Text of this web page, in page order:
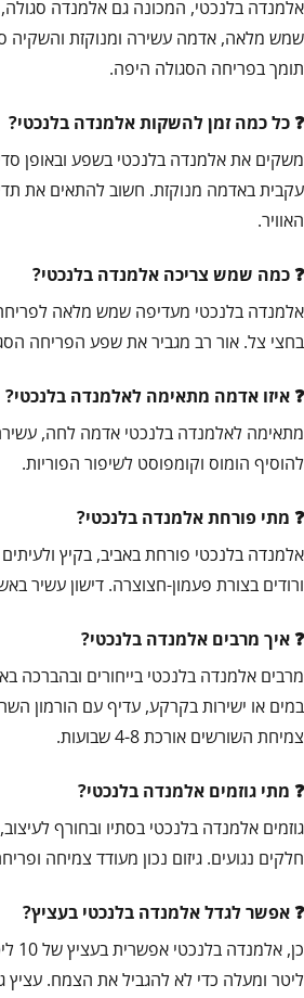
אלמנדה בלנכטי, המכונה גם אלמנדה
שמש מלאה, אדמה עשירה ומנוקזת והשקיה
תומך בפריחה הסגולה היפה.
כל כמה זמן להשקות אלמנדה בלנכטי?
משקים את אלמנדה בלנכטי בשפע ובאופן
עקבית באדמה מנוקזת. חשוב להתאים את
האוויר.
כמה שמש צריכה אלמנדה בלנכטי?
אלמנדה בלנכטי מעדיפה שמש מלאה
בחצי צל. אור רב מגביר את שפע הפריחה
איזו אדמה מתאימה לאלמנדה בלנכטי?
מתאימה לאלמנדה בלנכטי אדמה לחה,
להוסיף הומוס וקומפוסט לשיפור הפוריות.
מתי פורחת אלמנדה בלנכטי?
אלמנדה בלנכטי פורחת באביב, בקיץ
ורודים בצורת פעמון-חצוצרה. דישון עשיר
איך מרבים אלמנדה בלנכטי?
מרבים אלמנדה בלנכטי בייחורים ובהברכה
במים או ישירות בקרקע, עדיף עם הורמון
צמיחת השורשים אורכת 4-8 שבועות.
מתי גוזמים אלמנדה בלנכטי?
גוזמים אלמנדה בלנכטי בסתיו ובחורף
חלקים נגועים. גיזום נכון מעודד צמיחה
אפשר לגדל אלמנדה בלנכטי בעציץ?
ליטר ומעלה כדי לא להגביל את הצמח. עציץ